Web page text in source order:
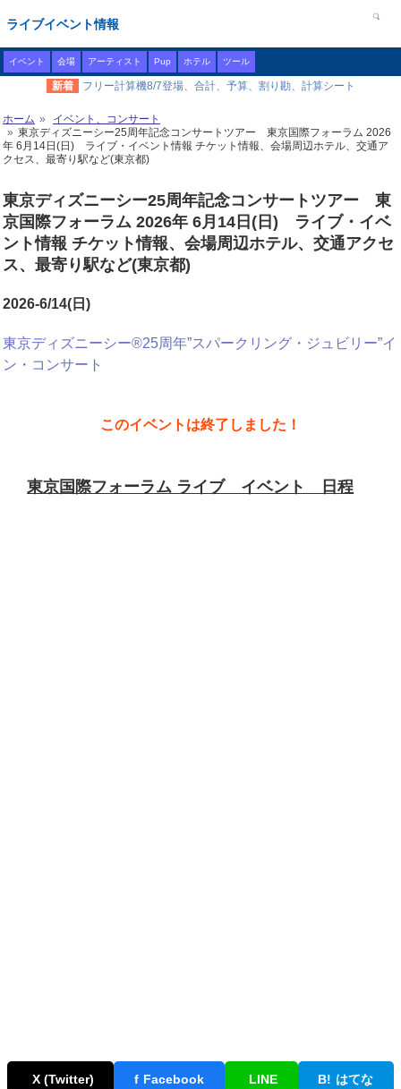
ライブイベント情報
イベント 会場 アーティスト Pup ホテル ツール
新着 フリー計算機8/7登場、合計、予算、割り勘、計算シート
ホーム
イベント、コンサート
東京ディズニーシー25周年記念コンサートツアー 東京国際フォーラム 2026
年 6月14日(日) ライブ・イベント情報 チケット情報、会場周辺ホテル、交通ア
クセス、最寄り駅など(東京都)
東京ディズニーシー25周年記念コンサートツアー 東
京国際フォーラム 2026年 6月14日(日) ライブ・イベ
ント情報 チケット情報、会場周辺ホテル、交通アクセ
ス、最寄り駅など(東京都)
2026-6/14(日)
東京ディズニーシー®25周年”スパークリング・ジュビリー”イ
ン・コンサート
このイベントは終了しました！
東京国際フォーラム ライブ イベント 日程
X (Twitter) f Facebook LINE B! はてな